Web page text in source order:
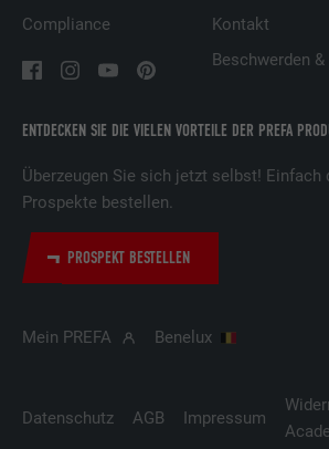
ENTDECKEN SIE DIE VIELEN VORTEILE DER PREFA
Überzeugen Sie sich jetzt selbst! Einfach
Prospekte bestellen.
PROSPEKT BESTELLEN
Compliance
Kontakt
Beschwerden
Mein PREFA Benelux
Datenschutz AGB Impressum
Laufzeit 29 Tage
Präferenzen des
präsentieren.
Anbieter LinkedIn